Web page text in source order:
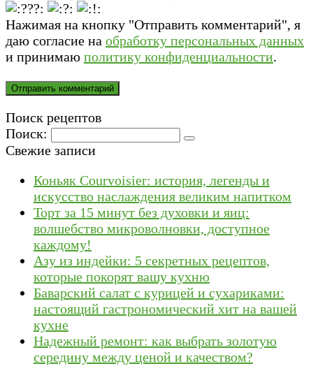
Нажимая на кнопку "Отправить комментарий", я
даю согласие на обработку персональных данных
и принимаю политику конфиденциальности.
Поиск рецептов
Поиск:
Свежие записи
Коньяк Courvoisier: история, легенды и
искусство наслаждения великим напитком
Торт за 15 минут без духовки и яиц:
волшебство микроволновки, доступное
каждому!
Азу из индейки: 5 секретных рецептов,
которые покорят вашу кухню
Баварский салат с курицей и сухариками:
настоящий гастрономический хит на вашей
кухне
Надежный ремонт: как выбрать золотую
середину между ценой и качеством?